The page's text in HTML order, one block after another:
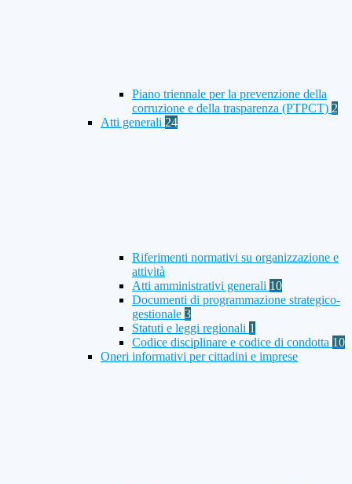
Piano triennale per la prevenzione della
corruzione e della trasparenza (PTPCT) 2
Atti generali 24
Riferimenti normativi su organizzazione e
attività
Atti amministrativi generali 10
Documenti di programmazione strategico-
gestionale 3
Statuti e leggi regionali 1
Codice disciplinare e codice di condotta 10
Oneri informativi per cittadini e imprese